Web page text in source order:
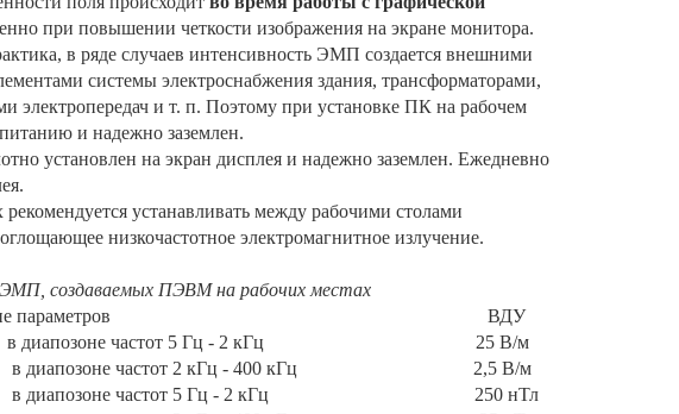
при повышении четкости изображения на экране монитора.
в ряде случаев интенсивность ЭМП создается внешними
системы электроснабжения здания, трансформаторами,
электропередач и т. п. Поэтому при установке ПК на рабочем
и надежно заземлен.
установлен на экран дисплея и надежно заземлен. Ежедневно
устанавливать между рабочими столами
низкочастотное электромагнитное излучение.
создаваемых ПЭВМ на рабочих местах
параметров
ВДУ
в диапозоне частот 5 Гц - 2 кГц
25 В/м
в диапозоне частот 2 кГц - 400 кГц
2,5 В/м
в диапозоне частот 5 Гц - 2 кГц
250 нТл